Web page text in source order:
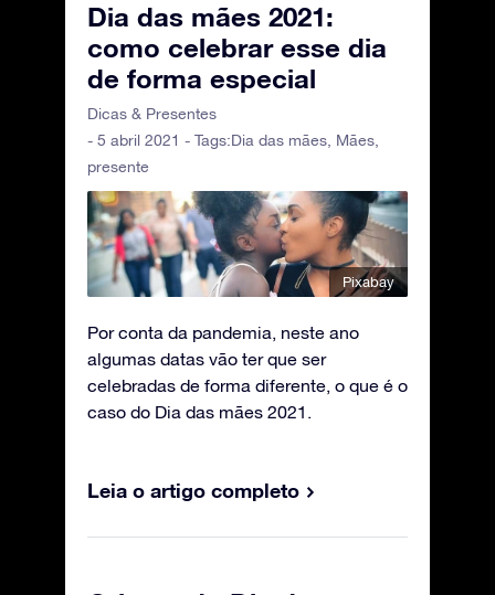
Dia das mães 2021:
como celebrar esse dia
de forma especial
Dicas & Presentes
- 5 abril 2021 - Tags:Dia das mães Mães
presente
Pixabay
Por conta da pandemia, neste ano
algumas datas vão ter que ser
celebradas de forma diferente, o que é o
caso do Dia das mães 2021.
Leia o artigo completo